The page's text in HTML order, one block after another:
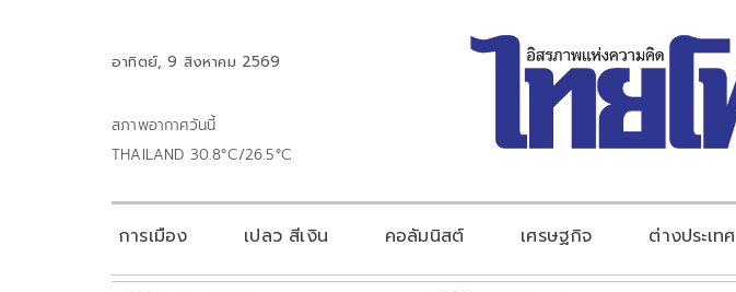
อาทิตย์, 9 สิงหาคม 2569
สภาพอากาศวันนี้
THAILAND 30.8°C/26.5°C
การเมือง เปลว สีเงิน คอลัมนิสต์ เศรษฐกิจ ต่างประเทศ